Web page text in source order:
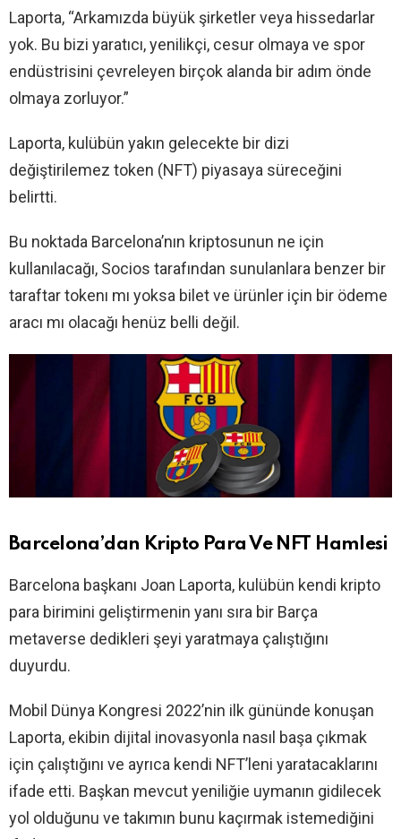
Laporta, “Arkamızda büyük şirketler veya hissedarlar
yok. Bu bizi yaratıcı, yenilikçi, cesur olmaya ve spor
endüstrisini çevreleyen birçok alanda bir adım önde
olmaya zorluyor.”
Laporta, kulübün yakın gelecekte bir dizi
değiştirilemez token (NFT) piyasaya süreceğini
belirtti.
Bu noktada Barcelona’nın kriptosunun ne için
kullanılacağı, Socios tarafından sunulanlara benzer bir
taraftar tokenı mı yoksa bilet ve ürünler için bir ödeme
aracı mı olacağı henüz belli değil.
Barcelona’dan Kripto Para Ve NFT Hamlesi
Barcelona başkanı Joan Laporta, kulübün kendi kripto
para birimini geliştirmenin yanı sıra bir Barça
metaverse dedikleri şeyi yaratmaya çalıştığını
duyurdu.
Mobil Dünya Kongresi 2022’nin ilk gününde konuşan
Laporta, ekibin dijital inovasyonla nasıl başa çıkmak
için çalıştığını ve ayrıca kendi NFT’leni yaratacaklarını
ifade etti. Başkan mevcut yeniliğie uymanın gidilecek
yol olduğunu ve takımın bunu kaçırmak istemediğini